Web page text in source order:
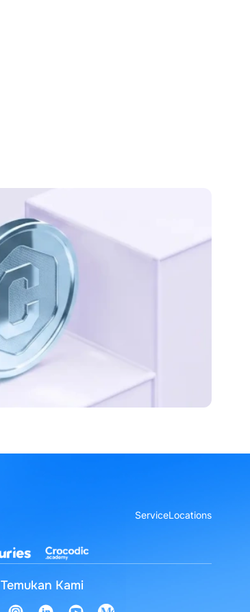
ServiceLocations
Temukan Kami